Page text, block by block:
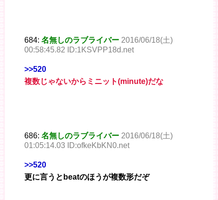
684: 名無しのラブライバー 2016/06/18(土)
00:58:45.82 ID:1KSVPP18d.net
>>520
複数じゃないからミニット(minute)だな
686: 名無しのラブライバー 2016/06/18(土)
01:05:14.03 ID:ofkeKbKN0.net
>>520
更に言うとbeatのほうが複数形だぞ